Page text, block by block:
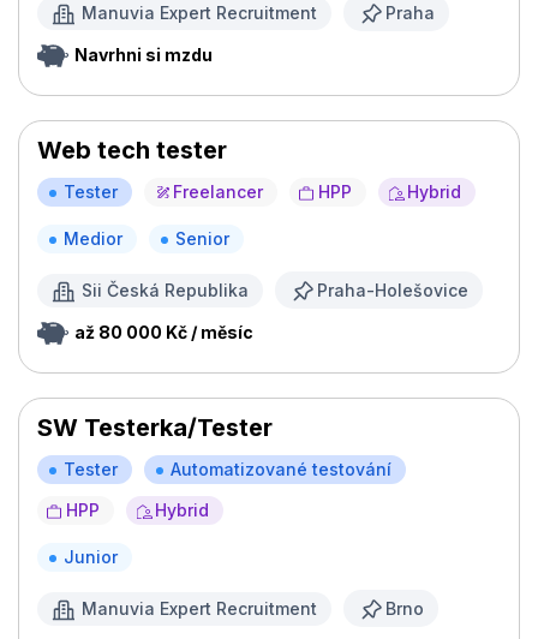
Manuvia Expert Recruitment Praha
Navrhni si mzdu
Web tech tester
Tester Freelancer HPP Hybrid
Medior Senior
Sii Česká Republika Praha-Holešovice
až 80 000 Kč / měsíc
SW Testerka/Tester
Tester
Automatizované testování
HPP
Hybrid
Junior
Manuvia Expert Recruitment Brno